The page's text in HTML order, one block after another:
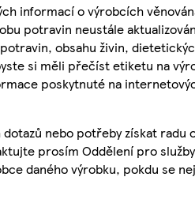
informací o výrobcích
potravin neustále
obsahu živin,
si měli přečíst etiketu na
poskytnuté na
nebo potřeby získat radu
prosím Oddělení pro služby
daného výrobku, pokdu se